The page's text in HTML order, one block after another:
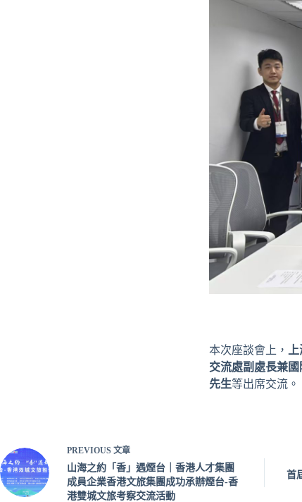
本次座談會上，
交流處副處長兼
先生等出席交流。
PREVIOUS 文章
山海之約「香」遇煙台｜香港人才集團
成員企業香港文旅集團成功承辦煙台-香
港雙城文旅考察交流活動
首